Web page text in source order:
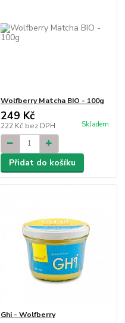
Wolfberry Matcha BIO - 100g
249 Kč
222 Kč bez DPH Skladem
Přidat do košíku
Ghi - Wolfberry